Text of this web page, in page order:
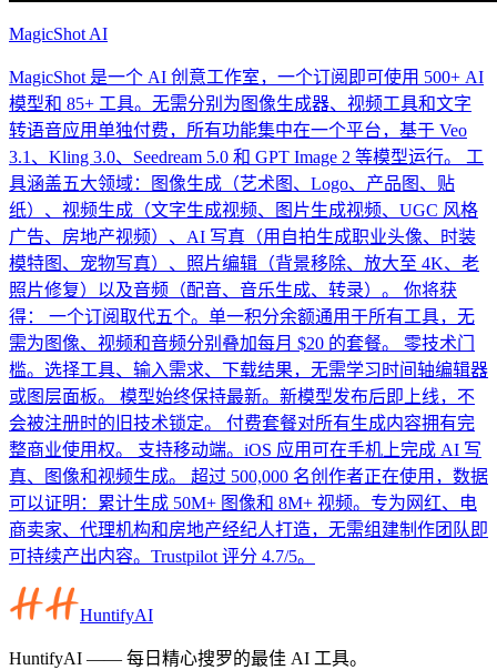
MagicShot AI
MagicShot 是一个 AI 创意工作室，一个订阅即可使用 500+ AI
模型和 85+ 工具。无需分别为图像生成器、视频工具和文字
转语音应用单独付费，所有功能集中在一个平台，基于 Veo
3.1、Kling 3.0、Seedream 5.0 和 GPT Image 2 等模型运行。 工
具涵盖五大领域：图像生成（艺术图、Logo、产品图、贴
纸）、视频生成（文字生成视频、图片生成视频、UGC 风格
广告、房地产视频）、AI 写真（用自拍生成职业头像、时装
模特图、宠物写真）、照片编辑（背景移除、放大至 4K、老
照片修复）以及音频（配音、音乐生成、转录）。 你将获
得： 一个订阅取代五个。单一积分余额通用于所有工具，无
需为图像、视频和音频分别叠加每月 $20 的套餐。 零技术门
槛。选择工具、输入需求、下载结果，无需学习时间轴编辑器
或图层面板。 模型始终保持最新。新模型发布后即上线，不
会被注册时的旧技术锁定。 付费套餐对所有生成内容拥有完
整商业使用权。 支持移动端。iOS 应用可在手机上完成 AI 写
真、图像和视频生成。 超过 500,000 名创作者正在使用，数据
可以证明：累计生成 50M+ 图像和 8M+ 视频。专为网红、电
商卖家、代理机构和房地产经纪人打造，无需组建制作团队即
可持续产出内容。Trustpilot 评分 4.7/5。
HuntifyAI
HuntifyAI —— 每日精心搜罗的最佳 AI 工具。